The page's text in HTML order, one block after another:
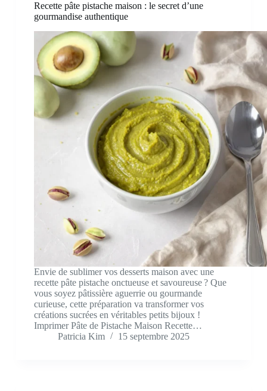
Recette pâte pistache maison : le secret d’une
gourmandise authentique
Envie de sublimer vos desserts maison avec une
recette pâte pistache onctueuse et savoureuse ? Que
vous soyez pâtissière aguerrie ou gourmande
curieuse, cette préparation va transformer vos
créations sucrées en véritables petits bijoux !
Imprimer Pâte de Pistache Maison Recette…
Patricia Kim
15 septembre 2025